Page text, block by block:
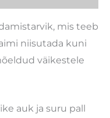
mis teeb
niisutada kuni
väikestele
auk ja suru pall